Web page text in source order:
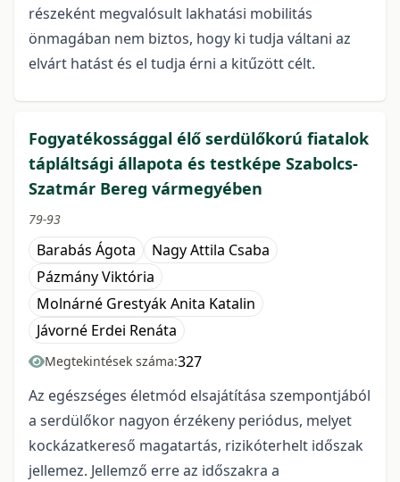
részeként megvalósult lakhatási mobilitás
önmagában nem biztos, hogy ki tudja váltani az
elvárt hatást és el tudja érni a kitűzött célt.
Fogyatékossággal élő serdülőkorú fiatalok
tápláltsági állapota és testképe Szabolcs-
Szatmár Bereg vármegyében
79-93
Barabás Ágota
Nagy Attila Csaba
Pázmány Viktória
Molnárné Grestyák Anita Katalin
Jávorné Erdei Renáta
Megtekintések száma:327
Az egészséges életmód elsajátítása szempontjából
a serdülőkor nagyon érzékeny periódus, melyet
kockázatkereső magatartás, rizikóterhelt időszak
jellemez. Jellemző erre az időszakra a